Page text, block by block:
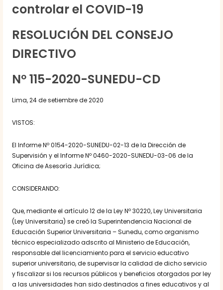
controlar el COVID-19
RESOLUCIÓN DEL CONSEJO
DIRECTIVO
Nº 115-2020-SUNEDU-CD
Lima, 24 de setiembre de 2020
VISTOS:
El Informe Nº 0154-2020-SUNEDU-02-13 de la Dirección de
Supervisión y el Informe Nº 0460-2020-SUNEDU-03-06 de la
Oficina de Asesoría Jurídica;
CONSIDERANDO:
Que, mediante el artículo 12 de la Ley Nº 30220, Ley Universitaria
(Ley Universitaria) se creó la Superintendencia Nacional de
Educación Superior Universitaria – Sunedu, como organismo
técnico especializado adscrito al Ministerio de Educación,
responsable del licenciamiento para el servicio educativo
superior universitario, de supervisar la calidad de dicho servicio
y fiscalizar si los recursos públicos y beneficios otorgados por ley
a las universidades han sido destinados a fines educativos y al